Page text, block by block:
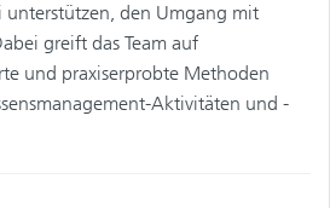
den Umgang mit
greift das Team auf
und praxiserprobte Methoden
Aktivitäten und -